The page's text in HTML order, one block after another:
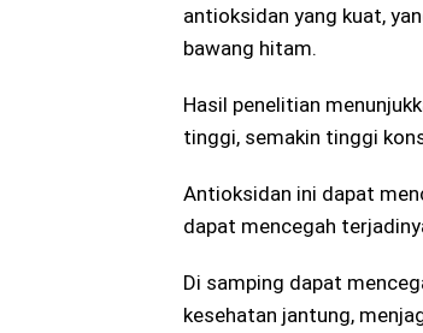
antioksidan yang kuat,
bawang hitam.
Hasil penelitian
tinggi, semakin tinggi
Antioksidan ini dapat
dapat mencegah
Di samping dapat
kesehatan jantung,